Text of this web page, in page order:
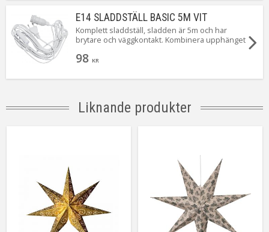
E14 SLADDSTÄLL BASIC 5M VIT
Komplett sladdställ, sladden är 5m och har
brytare och väggkontakt. Kombinera upphänget
till julens alla läckra pappersstjärnor.
98 KR
Liknande produkter